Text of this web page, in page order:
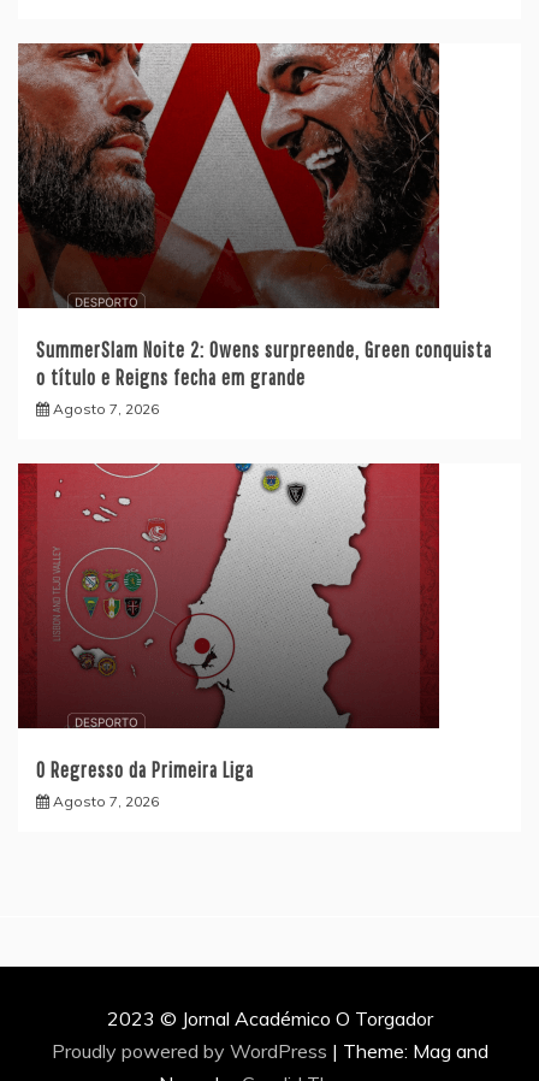
SummerSlam Noite 2: Owens surpreende, Green conquista
o título e Reigns fecha em grande
Agosto 7, 2026
O Regresso da Primeira Liga
Agosto 7, 2026
2023 © Jornal Académico O Torgador
Proudly powered by WordPress | Theme: Mag and